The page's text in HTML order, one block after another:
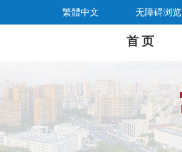
繁體中文 无障碍浏览
首 页